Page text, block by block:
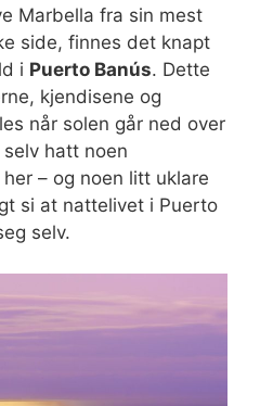
Marbella fra sin mest
side, finnes det knapt
i Puerto Banús. Dette
kjendisene og
når solen går ned over
hatt noen
– og noen litt uklare
si at nattelivet i Puerto
selv.